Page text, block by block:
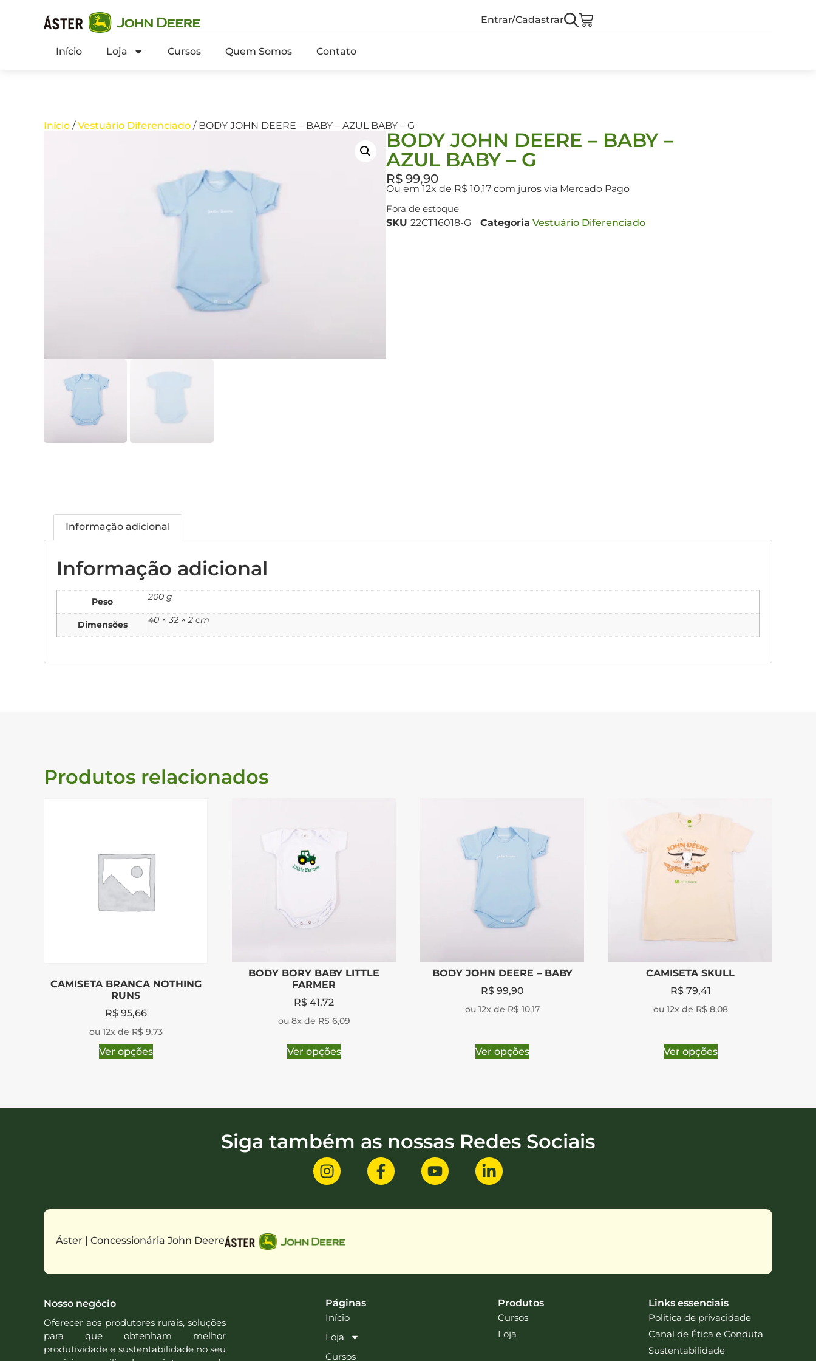
Entrar/Cadastrar
Início Loja Cursos Quem Somos Contato
Início /Vestuário Diferenciado / BODY JOHN DEERE – BABY – AZUL BABY – G
BODY JOHN DEERE – BABY –
AZUL BABY – G
R$ 99,90
Ou em 12x de R$ 10,17 com juros via Mercado Pago
Fora de estoque
SKU 22CT16018-G Categoria Vestuário Diferenciado
Informação adicional
Informação adicional
Peso 200 g
Dimensões 40 × 32 × 2 cm
Produtos relacionados
CAMISETA BRANCA NOTHING
RUNS
R$95,66
ou 12x de R$ 9,73
Ver opções
BODY BORY BABY LITTLE
FARMER
R$ 41,72
ou 8x de R$ 6,09
Ver opções
BODY JOHN DEERE – BABY
R$99,90
ou 12x de R$ 10,17
Ver opções
CAMISETA SKULL
R$79,41
ou 12x de R$ 8,08
Ver opções
Siga também as nossas Redes Sociais
Áster | Concessionária John Deere
Nosso negócio
Oferecer aos produtores rurais, soluções
para que obtenham melhor
produtividade e sustentabilidade no seu
Páginas
Início
Loja
Cursos
Produtos
Cursos
Loja
Links essenciais
Política de privacidade
Canal de Ética e Conduta
Sustentabilidade